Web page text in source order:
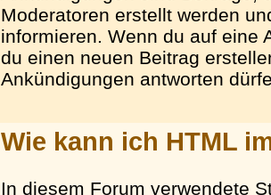
Moderatoren erstellt werden
informieren. Wenn du auf eine
du einen neuen Beitrag
Ankündigungen antworten
Wie kann ich HTML
In diesem Forum verwendete